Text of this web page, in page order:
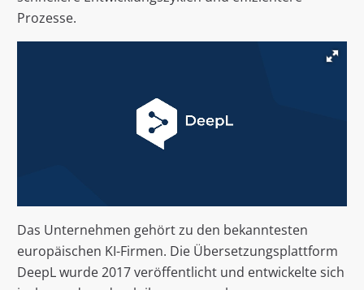
Prozesse.
Das Unternehmen gehört zu den bekanntesten
europäischen KI-Firmen. Die Übersetzungsplattform
DeepL wurde 2017 veröffentlicht und entwickelte sich